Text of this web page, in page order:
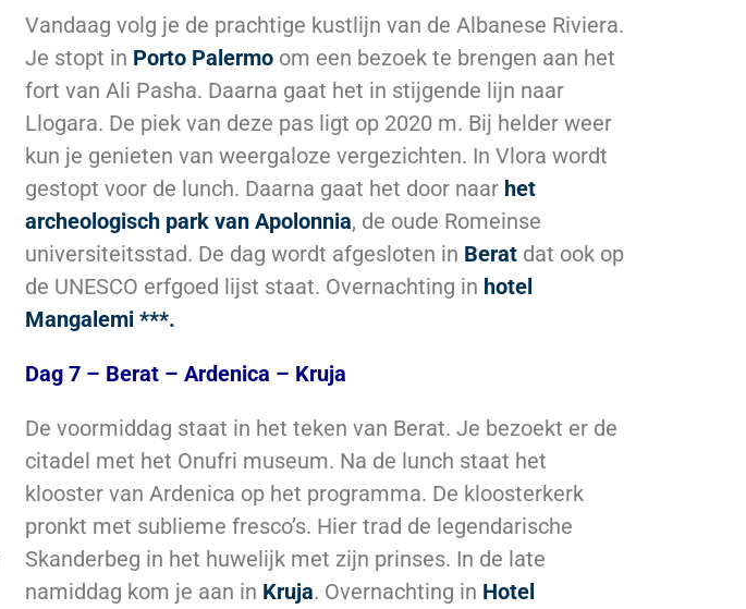
Vandaag volg je de prachtige kustlijn van de Albanese Riviera.
Je stopt in Porto Palermo om een bezoek te brengen aan het
fort van Ali Pasha. Daarna gaat het in stijgende lijn naar
Llogara. De piek van deze pas ligt op 2020 m. Bij helder weer
kun je genieten van weergaloze vergezichten. In Vlora wordt
gestopt voor de lunch. Daarna gaat het door naar het
archeologisch park van Apolonnia, de oude Romeinse
universiteitsstad. De dag wordt afgesloten in Berat dat ook op
de UNESCO erfgoed lijst staat. Overnachting in hotel
Mangalemi ***.
Dag 7 – Berat – Ardenica – Kruja
De voormiddag staat in het teken van Berat. Je bezoekt er de
citadel met het Onufri museum. Na de lunch staat het
klooster van Ardenica op het programma. De kloosterkerk
pronkt met sublieme fresco’s. Hier trad de legendarische
Skanderbeg in het huwelijk met zijn prinses. In de late
namiddag kom je aan in Kruja. Overnachting in Hotel